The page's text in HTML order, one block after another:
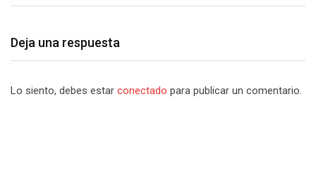
Deja una respuesta
Lo siento, debes estar conectado para publicar un comentario.